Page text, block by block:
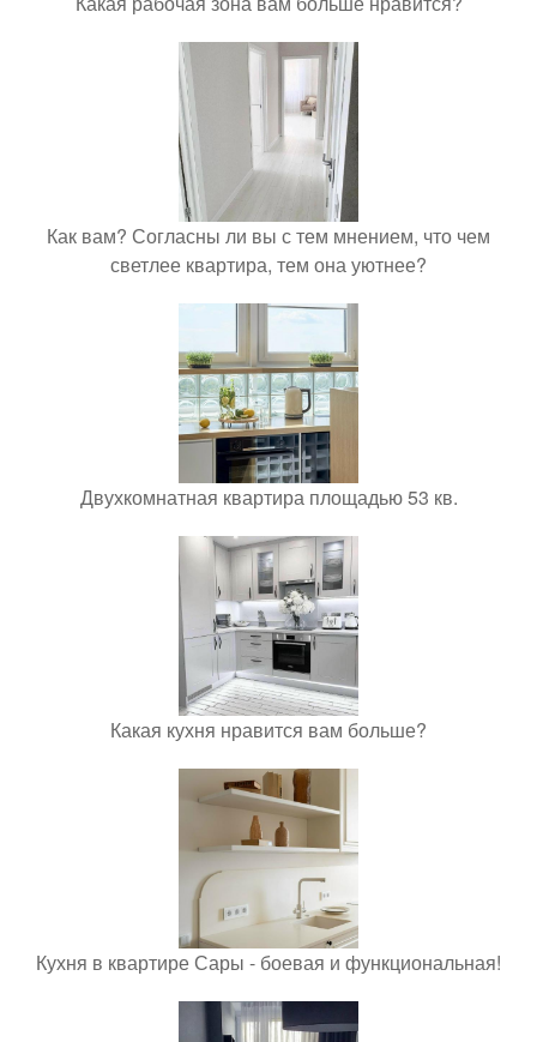
Как вам? Согласны ли вы с тем мнением, что чем
светлее квартира, тем она уютнее?
Двухкомнатная квартира площадью 53 кв.
Какая кухня нравится вам больше?
Кухня в квартире Сары - боевая и функциональная!